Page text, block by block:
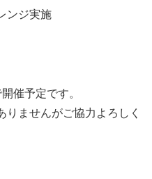
ンジ実施
催予定です。
りませんがご協力よろしく